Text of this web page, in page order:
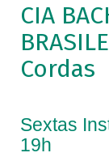
CIA
Cordas
Sextas
19h